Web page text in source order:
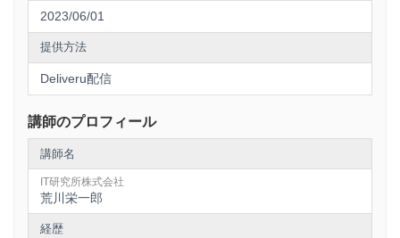
・JDBCの活用方法
・トランザクション
・DAOとDTO
・設計
などを学習できます。
※この教材はアテイン株式会社
https://www.attainj.co.jp/attain_IT_station/
になります。映像内にアテイン株式会社のロゴが表示される
場合もございます。
0章で伝えられてないこと
PDFファイルなどの資料で
zipファイル(xampp_setting.zip)をダウンロードし
解凍してご利用ください。
※講座内で利用しているスライドをPDF版で提供していま
す。
「本編スライド.zip」をダウンロードして復習などにご利用く
ださい。
---------------------------------------------------
2023/06/01
提供方法
Deliveru配信
講師のプロフィール
講師名
IT研究所株式会社
荒川栄一郎
経歴